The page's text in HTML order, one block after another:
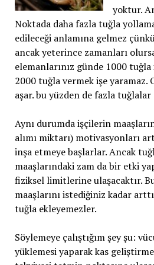
yoktur.
Noktada daha fazla tuğla
edileceği anlamına gelmez
ancak yeterince zamanları
elemanlarınız günde 1000
2000 tuğla vermek işe yaramaz.
aşar. bu yüzden de fazla
Aynı durumda işçilerin
alımı miktarı) motivasyonları
inşa etmeye başlarlar. Ancak
maaşlarındaki zam da bir etki
fiziksel limitlerine ulaşacaktır.
maaşlarını istediğiniz kadar
tuğla ekleyemezler.
Söylemeye çalıştığım şey şu:
yüklemesi yaparak kas